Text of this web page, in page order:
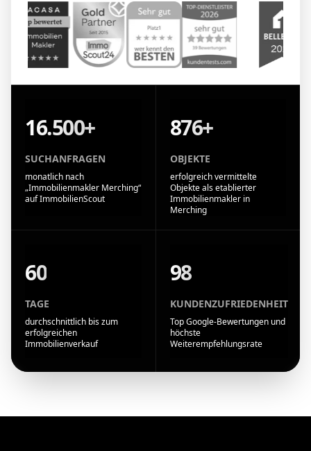
16.500+
SUCHANFRAGEN
monatlich nach
„Immobilienmakler Merching“
auf ImmobilienScout
876+
OBJEKTE
erfolgreich vermittelte
Objekte als etablierter
Immobilienmakler in
Merching
60
TAGE
durchschnittlich bis zum
erfolgreichen
Immobilienverkauf
98
KUNDENZUFRIEDENHEIT
Top Google-Bewertungen und
höchste
Weiterempfehlungsrate